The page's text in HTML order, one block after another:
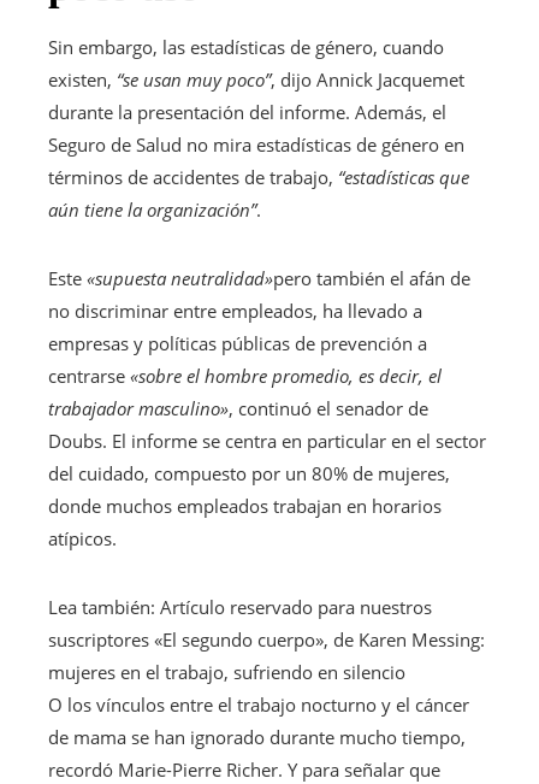
Sin embargo, las estadísticas de género, cuando
existen, “se usan muy poco”, dijo Annick Jacquemet
durante la presentación del informe. Además, el
Seguro de Salud no mira estadísticas de género en
términos de accidentes de trabajo, “estadísticas que
aún tiene la organización”.
Este «supuesta neutralidad»pero también el afán de
no discriminar entre empleados, ha llevado a
empresas y políticas públicas de prevención a
centrarse «sobre el hombre promedio, es decir, el
trabajador masculino», continuó el senador de
Doubs. El informe se centra en particular en el sector
del cuidado, compuesto por un 80% de mujeres,
donde muchos empleados trabajan en horarios
atípicos.
Lea también: Artículo reservado para nuestros
suscriptores «El segundo cuerpo», de Karen Messing:
mujeres en el trabajo, sufriendo en silencio
O los vínculos entre el trabajo nocturno y el cáncer
de mama se han ignorado durante mucho tiempo,
recordó Marie-Pierre Richer. Y para señalar que